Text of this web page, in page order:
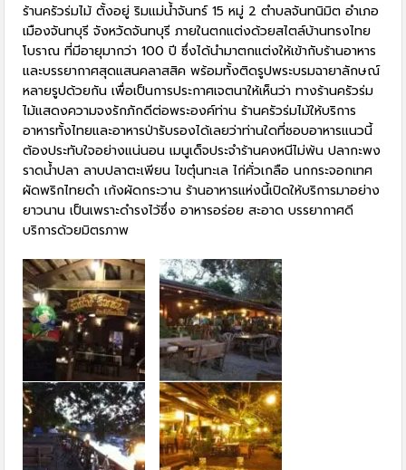
ร้านครัวร่มไม้ ตั้งอยู่ ริมแม่น้ำจันทร์ 15 หมู่ 2 ตำบลจันทนิมิต อำเภอ
เมืองจันทบุรี จังหวัดจันทบุรี ภายในตกแต่งด้วยสไตล์บ้านทรงไทย
โบราณ ที่มีอายุมากว่า 100 ปี ซึ่งได้นำมาตกแต่งให้เข้ากับร้านอาหาร
และบรรยากาศสุดแสนคลาสสิค พร้อมทั้งติดรูปพระบรมฉายาลักษณ์
หลายรูปด้วยกัน เพื่อเป็นการประกาศเจตนาให้เห็นว่า ทางร้านครัวร่ม
ไม้แสดงความจงรักภักดีต่อพระองค์ท่าน ร้านครัวร่มไม้ให้บริการ
อาหารทั้งไทยและอาหารป่ารับรองได้เลยว่าท่านใดที่ชอบอาหารแนวนี้
ต้องประทับใจอย่างแน่นอน เมนูเด็จประจำร้านคงหนีไม่พ้น ปลากะพง
ราดน้ำปลา ลาบปลาตะเพียน ไขตุ๋นทะเล ไก่คั่วเกลือ นกกระจอกเทศ
ผัดพริกไทยดำ เก้งผัดกระวาน ร้านอาหารแห่งนี้เปิดให้บริการมาอย่าง
ยาวนาน เป็นเพราะดำรงไว้ซึ่ง อาหารอร่อย สะอาด บรรยากาศดี
บริการด้วยมิตรภาพ